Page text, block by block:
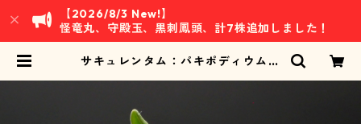
【2026/8/3 New!】
怪竜丸、守殿玉、黒刺鳳頭、計7株追加しました！
サキュレンタム：パキポディウム属